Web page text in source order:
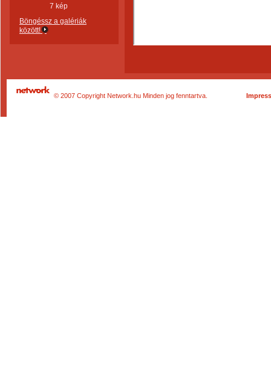
7 kép
Böngéssz a galériák
között!
© 2007 Copyright Network.hu Minden jog fenntartva.